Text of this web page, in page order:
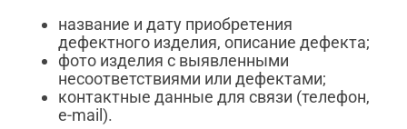
название и дату приобретения
дефектного изделия, описание дефекта;
фото изделия с выявленными
несоответствиями или дефектами;
контактные данные для связи (телефон,
e-mail).